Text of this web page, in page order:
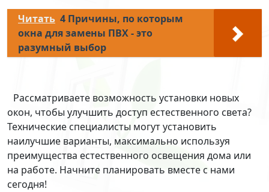
Читать 4 Причины, по которым
окна для замены ПВХ - это
разумный выбор
Рассматриваете возможность установки новых
окон, чтобы улучшить доступ естественного света?
Технические специалисты могут установить
наилучшие варианты, максимально используя
преимущества естественного освещения дома или
на работе. Начните планировать вместе с нами
сегодня!